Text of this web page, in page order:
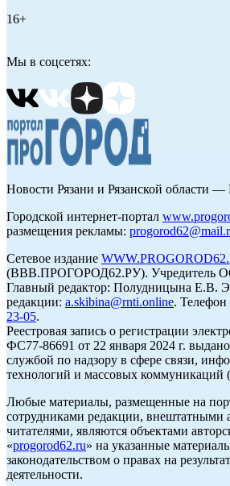
16+
Мы в соцсетях:
Новости Рязани и Рязанской области —
Городской интернет-портал
размещения рекламы:
Сетевое издание
(ВВВ.ПРОГОРОД62.РУ). Учредитель
Главный редактор: Полудницына Е.В.
редакции: a.skibina@rnti.online. Телефон
23-05.
Реестровая запись о регистрации
ФС77-86691 от 22 января 2024 г.
службой по надзору в сфере связи,
технологий и массовых коммуникаций
Любые материалы, размещенные на
сотрудниками редакции, внештатными
читателями, являются объектами
«progorod62.ru» на указанные
законодательством о правах на
деятельности.